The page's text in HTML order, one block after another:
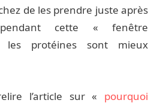
de les prendre juste après
cette « fenêtre
protéines sont mieux
l’article sur « pourquoi